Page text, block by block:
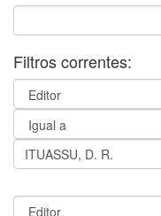
Filtros correntes: